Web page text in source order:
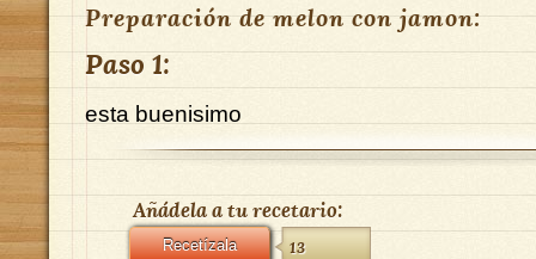
Preparación de melon con jamon:
Paso 1:
esta buenisimo
Añádela a tu recetario:
Recetízala 13